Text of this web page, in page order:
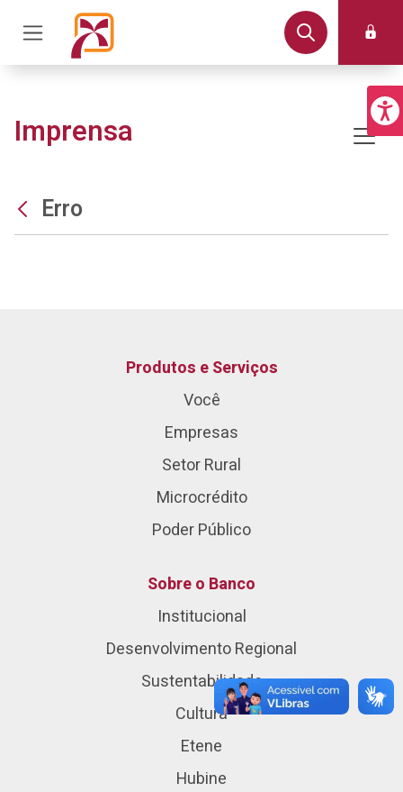
Imprensa
Erro
Produtos e Serviços
Você
Empresas
Setor Rural
Microcrédito
Poder Público
Sobre o Banco
Institucional
Desenvolvimento Regional
Sustentabilidade
Cultura
Etene
Hubine